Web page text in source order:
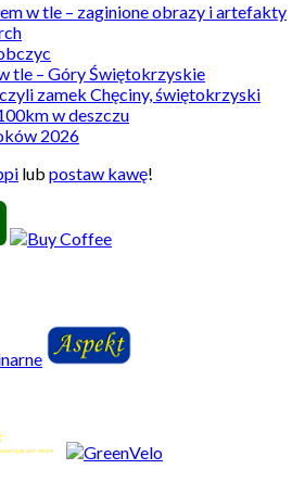
w tle – zaginione obrazy i artefakty
tle – Góry Świętokrzyskie
zamek Chęciny, świętokrzyski
w deszczu
2026
lub postaw kawę!